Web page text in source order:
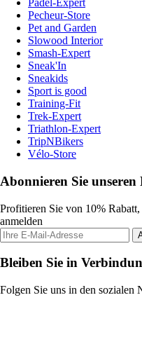
Padel-Expert
Pecheur-Store
Pet and Garden
Slowood Interior
Smash-Expert
Sneak'In
Sneakids
Sport is good
Training-Fit
Trek-Expert
Triathlon-Expert
TripNBikers
Vélo-Store
Abonnieren Sie unseren
Profitieren Sie von 10%
anmelden
Bleiben Sie in
Folgen Sie uns in den sozialen